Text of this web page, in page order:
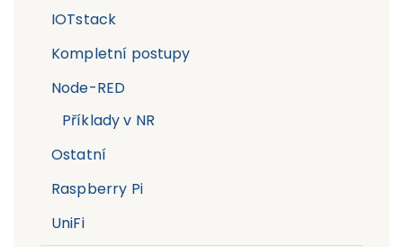
IOTstack
Kompletní postupy
Node-RED
Příklady v NR
Ostatní
Raspberry Pi
UniFi